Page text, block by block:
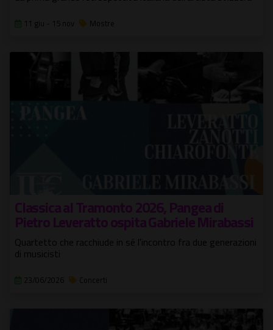
11 giu - 15 nov Mostre
Classica al Tramonto 2026, Pangea di
Pietro Leveratto ospita Gabriele Mirabassi
Quartetto che racchiude in sé l'incontro fra due generazioni
di musicisti
23/06/2026 Concerti